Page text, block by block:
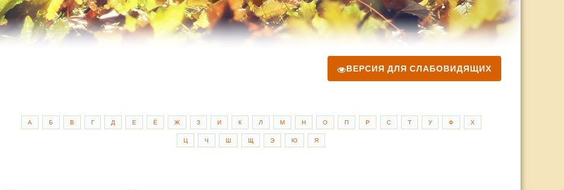
ВЕРСИЯ ДЛЯ СЛАБОВИДЯЩИХ
А Б В Г Д Е Ё Ж З И К Л М Н О П Р С Т У Ф Х
Ц Ч Ш Щ Э Ю Я